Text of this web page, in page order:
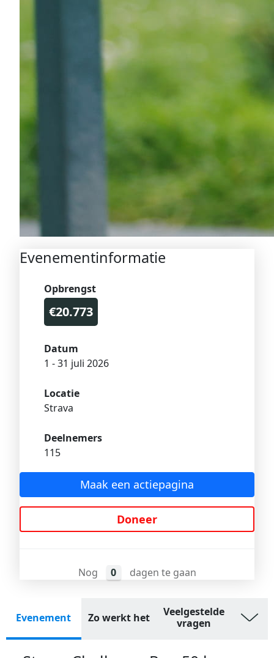
Evenementinformatie
Opbrengst
€20.773
Datum
1 - 31 juli 2026
Locatie
Strava
Deelnemers
115
Maak een actiepagina
Doneer
Nog 0 dagen te gaan
Evenement Zo werkt het
Veelgestelde
vragen